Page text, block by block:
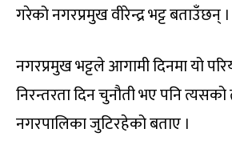
गरेको नगरप्रमुख वीरेन्द्र भट्ट बताउँछन् ।
नगरप्रमुख भट्टले आगामी दिनमा यो
निरन्तरता दिन चुनौती भए पनि त्यसको
नगरपालिका जुटिरहेको बताए ।